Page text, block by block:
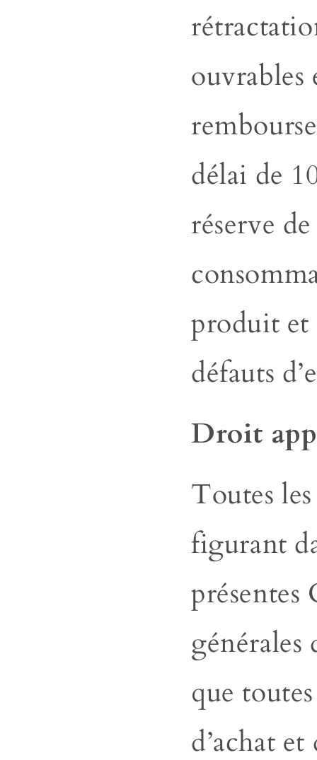
ouvrables
délai de
réserve
produit et
défauts
Droit
Toutes
figurant
générales
que
d’achat